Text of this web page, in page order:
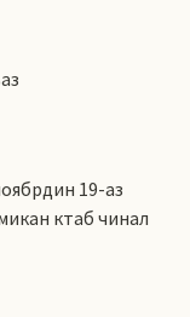
19-аз
ктаб чинал